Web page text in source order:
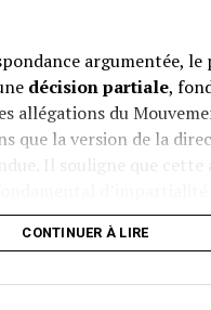
argumentée, le
décision partiale,
allégations du
que la version de la
Il souligne que cette
fonction administrative.
CONTINUER À LIRE